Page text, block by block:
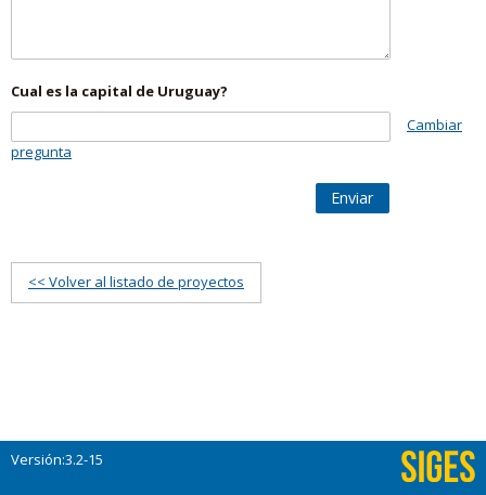
Cual es la capital de Uruguay?
Cambiar
pregunta
Enviar
<< Volver al listado de proyectos
Versión:3.2-15